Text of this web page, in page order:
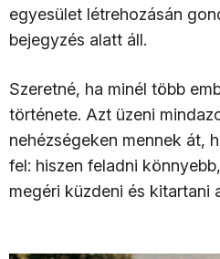
egyesület létrehozásán
bejegyzés alatt áll.
Szeretné, ha minél több
története. Azt üzeni
nehézségeken mennek át,
fel: hiszen feladni
megéri küzdeni és kitartani